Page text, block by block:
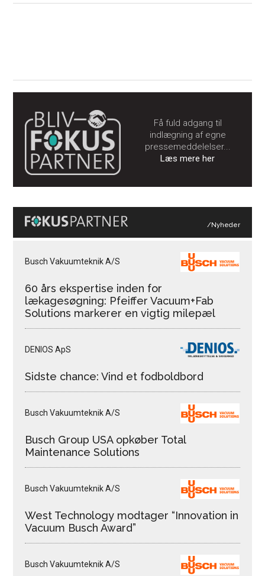
Få fuld adgang til
indlægning af egne
pressemeddelelser...
Læs mere her
/Nyheder
Busch Vakuumteknik A/S
60 års ekspertise inden for
lækagesøgning: Pfeiffer Vacuum+Fab
Solutions markerer en vigtig milepæl
DENIOS ApS
Sidste chance: Vind et fodboldbord
Busch Vakuumteknik A/S
Busch Group USA opkøber Total
Maintenance Solutions
Busch Vakuumteknik A/S
West Technology modtager “Innovation in
Vacuum Busch Award”
Busch Vakuumteknik A/S